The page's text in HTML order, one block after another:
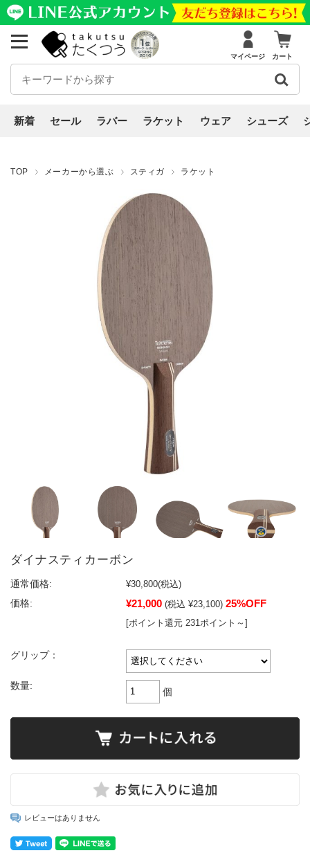
マイページ カート
新着 セール ラバー ラケット ウェア シューズ
TOP メーカーから選ぶ スティガ ラケット
ダイナスティカーボン
通常価格: ¥30,800(税込)
価格:
¥21,000 (税込 ¥23,100) 25%OFF
[ポイント還元 231ポイント～]
グリップ：
数量:
個
レビューはありません